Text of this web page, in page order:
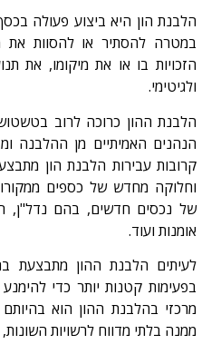
הלבנת הון היא ביצוע פעולה
במטרה להסתיר או להסוות את
הזכויות בו או את מיקומו, את
ולגיטימי.
הלבנת ההון כרוכה לרוב
הנהנים האמיתיים מן ההלבנה
קרובות עבירות הלבנת הון
וחלוקה מחדש של כספים
של נכסים חדשים, בהם נדל"ן,
אומנות ועוד.
לעיתים הלבנת ההון מתבצעת
בפעימות קטנות יותר כדי
מרכזי בהלבנת ההון הוא
ממנה בלתי מדווח לרשויות